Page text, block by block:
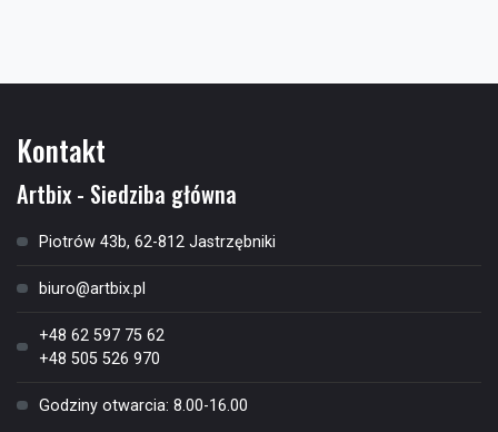
Kontakt
Artbix - Siedziba główna
Piotrów 43b, 62-812 Jastrzębniki
biuro@artbix.pl
+48 62 597 75 62
+48 505 526 970
Godziny otwarcia: 8.00-16.00